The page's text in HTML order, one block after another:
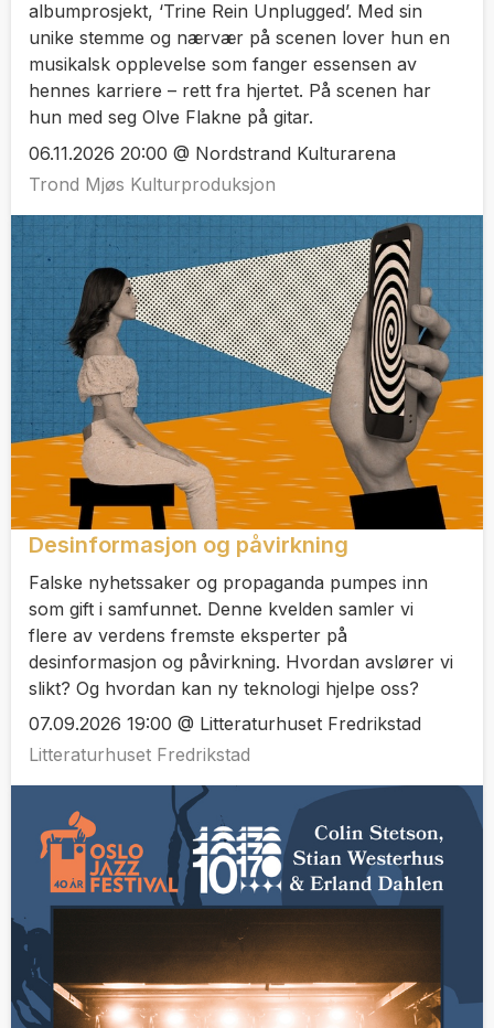
albumprosjekt, ‘Trine Rein Unplugged’. Med sin
unike stemme og nærvær på scenen lover hun en
musikalsk opplevelse som fanger essensen av
hennes karriere – rett fra hjertet. På scenen har
hun med seg Olve Flakne på gitar.
06.11.2026 20:00 @ Nordstrand Kulturarena
Trond Mjøs Kulturproduksjon
Desinformasjon og påvirkning
Falske nyhetssaker og propaganda pumpes inn
som gift i samfunnet. Denne kvelden samler vi
flere av verdens fremste eksperter på
desinformasjon og påvirkning. Hvordan avslører vi
slikt? Og hvordan kan ny teknologi hjelpe oss?
07.09.2026 19:00 @ Litteraturhuset Fredrikstad
Litteraturhuset Fredrikstad